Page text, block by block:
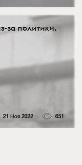
за политики.
21 Ноя 2022 651